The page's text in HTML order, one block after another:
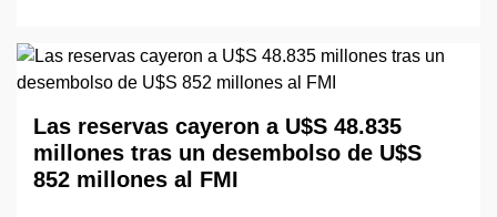
Las reservas cayeron a U$S 48.835
millones tras un desembolso de U$S
852 millones al FMI